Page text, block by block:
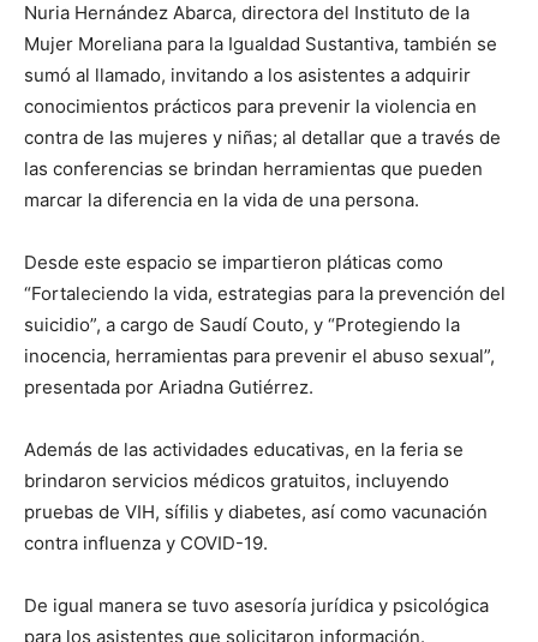
Nuria Hernández Abarca, directora del Instituto de la
Mujer Moreliana para la Igualdad Sustantiva, también se
sumó al llamado, invitando a los asistentes a adquirir
conocimientos prácticos para prevenir la violencia en
contra de las mujeres y niñas; al detallar que a través de
las conferencias se brindan herramientas que pueden
marcar la diferencia en la vida de una persona.
Desde este espacio se impartieron pláticas como
“Fortaleciendo la vida, estrategias para la prevención del
suicidio”, a cargo de Saudí Couto, y “Protegiendo la
inocencia, herramientas para prevenir el abuso sexual”,
presentada por Ariadna Gutiérrez.
Además de las actividades educativas, en la feria se
brindaron servicios médicos gratuitos, incluyendo
pruebas de VIH, sífilis y diabetes, así como vacunación
contra influenza y COVID-19.
De igual manera se tuvo asesoría jurídica y psicológica
para los asistentes que solicitaron información.